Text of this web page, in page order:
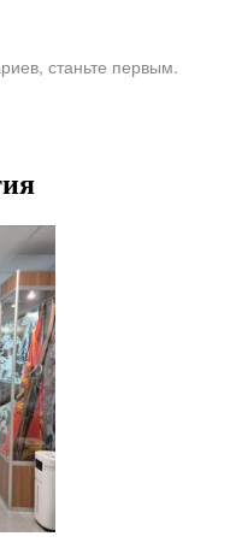
станьте первым.